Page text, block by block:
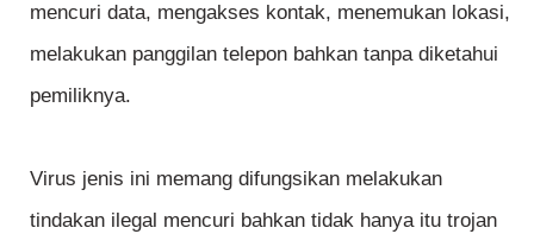
mencuri data, mengakses kontak, menemukan lokasi,
melakukan panggilan telepon bahkan tanpa diketahui
pemiliknya.
Virus jenis ini memang difungsikan melakukan
tindakan ilegal mencuri bahkan tidak hanya itu trojan